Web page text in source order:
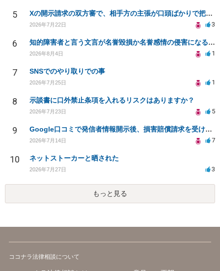
5 Xの開示請求の双方審で、相手方の主張が口頭ばかりで把握しきれません
2026年7月22日 3
6 知的障害者と言う文言が名誉毀損か名誉感情の侵害になるか教えてほしい。
2026年8月4日 1
7 SNSでのやり取りでの事
2026年7月25日 1
8 示談書に口外禁止条項を入れるリスクはありますか？
2026年7月23日 5
9 Google口コミで発信者情報開示後、損害賠償請求を受けています。示談について相談です。
2026年7月14日 7
10 ネットストーカーと晒された
2026年7月27日 3
もっと見る
ココナラ法律相談について